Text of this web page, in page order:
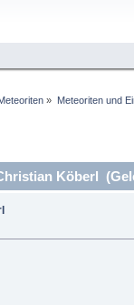
» Meteoriten und
Köberl